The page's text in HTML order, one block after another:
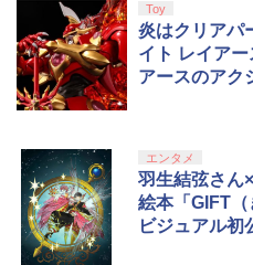
Toy
炎はクリアパ
イト レイア
アースのアク
エンタメ
羽生結弦さん
絵本「GIFT
ビジュアル初